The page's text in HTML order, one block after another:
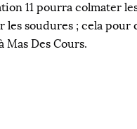
11 pourra colmater
soudures ; cela pour
Des Cours.